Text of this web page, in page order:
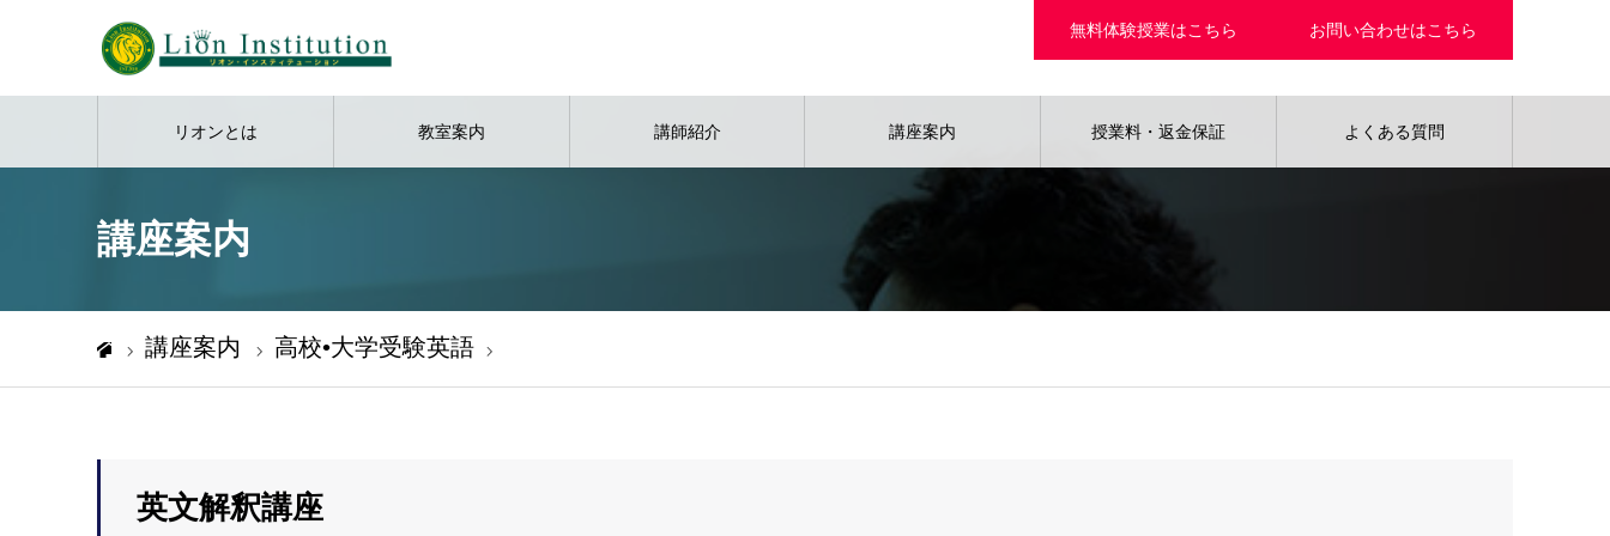
無料体験授業はこちら お問い合わせはこちら
リオンとは 教室案内 講師紹介 講座案内 授業料・返金保証 よくある質問
講座案内
講座案内 高校•大学受験英語
英文解釈講座